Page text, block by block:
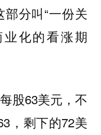
分叫“一份关
化的看涨期
股63美元，不
，剩下的72美